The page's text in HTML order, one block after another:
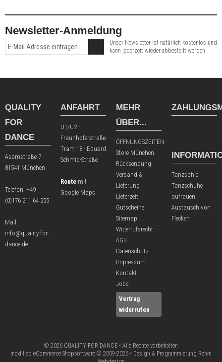
Newsletter-Anmeldung
Unser Newsletter ist natürlich kostenlos und
kann jederzeit wieder abbestellt werden.
QUALITY
FOR
DANCE
Asamstraße 7
81541 München
Telefon: +49
(0)176 211 64 255
Mail:
info@quality-for-
dance.de
ANFAHRT
U1/U2 -
Fraunhoferstraße
Tram 18 - Eduard
Schmid-Straße
Route mit
Google Maps
MEHR
ÜBER...
ÖFFNUNGSZEITEN
Store München
Rücksendung
Versand &
Lieferung
Lieferzeit
Gutscheine
Sitemap
Widerrufsrecht
AGB
Datenschutz
Impressum
Kontakt
Jobs
Vertrag
widerrufen
Tanzsohle
Tanzschuhe
aufrauen
Austausch von
Flecken
© 2026 QUALITY FOR DANCE • Alle Rechte vorbehalten
modified eCommerce Shopsoftware © 2009-2026 • Design & Programmierung Rehm